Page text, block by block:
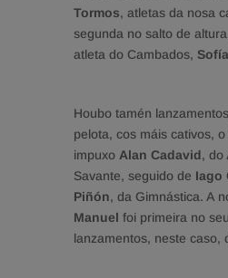
Tormos, atletas da nosa
segunda no salto de
atleta do Cambados,
Houbo tamén
pelota, cos máis cativos,
impuxo Alan Cadavid, do
Savante, seguido de Iago
Piñón, da Gimnástica. A
Manuel foi primeira no
lanzamentos, neste caso,